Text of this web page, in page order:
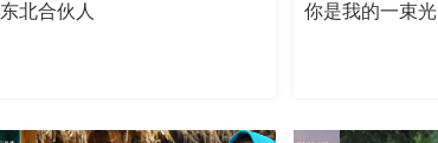
东北合伙人 你是我的一束光